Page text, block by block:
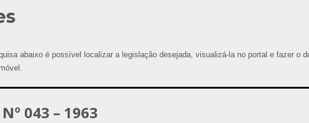
abaixo é possível localizar a legislação desejada, visualizá-la no portal e fazer o
043 – 1963